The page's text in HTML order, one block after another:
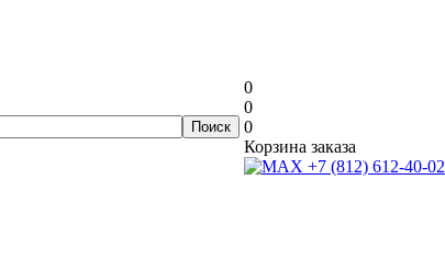
0
0
0
Корзина заказа
+7 (812) 612-40-02